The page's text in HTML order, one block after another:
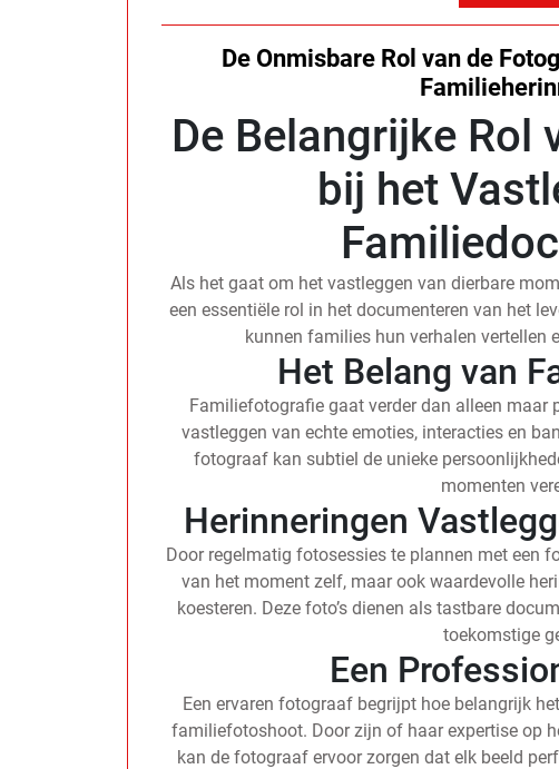
De Onmisbare Rol van de
De Belangrijke Rol
bij het
Als het gaat om het vastleggen van dierbare
een essentiële rol in het documenteren van het
kunnen families hun verhalen vertellen
Het Belang van
Familiefotografie gaat verder dan alleen maar
vastleggen van echte emoties, interacties en
fotograaf kan subtiel de unieke
momenten
Herinneringen
Door regelmatig fotosessies te plannen met een
van het moment zelf, maar ook waardevolle
koesteren. Deze foto’s dienen als tastbare
toekomstige
Een
Een ervaren fotograaf begrijpt hoe belangrijk
familiefotoshoot. Door zijn of haar expertise op
kan de fotograaf ervoor zorgen dat elk beeld